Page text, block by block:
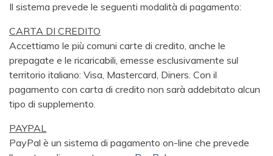
Il sistema prevede le seguenti modalità di pagamento:
CARTA DI CREDITO
Accettiamo le più comuni carte di credito, anche le
prepagate e le ricaricabili, emesse esclusivamente sul
territorio italiano: Visa, Mastercard, Diners. Con il
pagamento con carta di credito non sarà addebitato alcun
tipo di supplemento.
PAYPAL
PayPal è un sistema di pagamento on-line che prevede